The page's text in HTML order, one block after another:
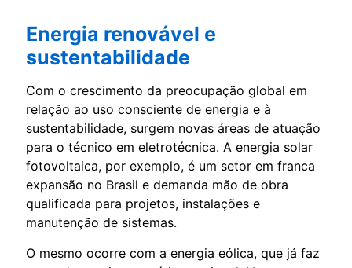
Energia renovável e
sustentabilidade
Com o crescimento da preocupação global em
relação ao uso consciente de energia e à
sustentabilidade, surgem novas áreas de atuação
para o técnico em eletrotécnica. A energia solar
fotovoltaica, por exemplo, é um setor em franca
expansão no Brasil e demanda mão de obra
qualificada para projetos, instalações e
manutenção de sistemas.
O mesmo ocorre com a energia eólica, que já faz